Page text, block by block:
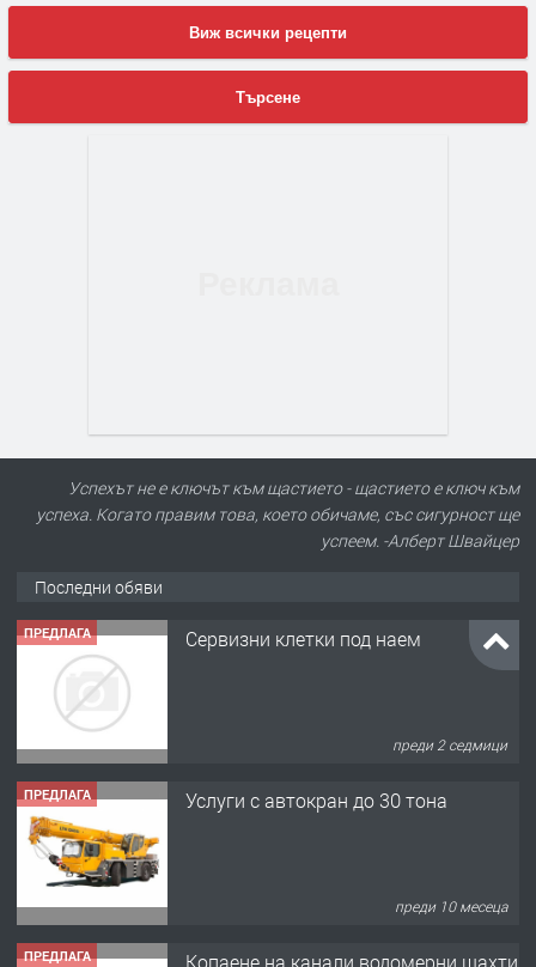
Виж всички рецепти
Търсене
Успехът не е ключът към щастието - щастието е ключ към
успеха. Когато правим това, което обичаме, със сигурност ще
успеем. -Алберт Швайцер
Последни обяви
ПРЕДЛАГА Сервизни клетки под наем
преди 2 седмици
ПРЕДЛАГА Услуги с автокран до 30 тона
преди 10 месеца
ПРЕДЛАГА Копаене на канали водомерни шахти